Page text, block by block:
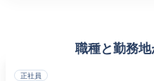
職種と勤務
正社員